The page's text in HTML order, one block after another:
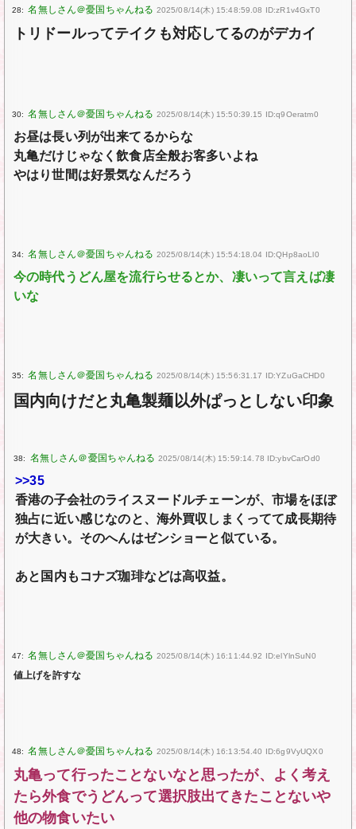
28: 2025/08/14(木) 15:48:59.08 ID:zR1v4GxT0
トリドールってテイクも対応してるのがデカイ
30: 2025/08/14(木) 15:50:39.15 ID:q9Oeratm0
お昼は長い列が出来てるからな
丸亀だけじゃなく飲食店全般お客多いよね
やはり世間は好景気なんだろう
34: 2025/08/14(木) 15:54:18.04 ID:QHp8aoLl0
今の時代うどん屋を流行らせるとか、凄いって言えば凄
いな
35: 2025/08/14(木) 15:56:31.17 ID:YZuGaCHD0
国内向けだと丸亀製麺以外ぱっとしない印象
38: 2025/08/14(木) 15:59:14.78 ID:ybvCarOd0
>>35
香港の子会社のライスヌードルチェーンが、市場をほぼ
独占に近い感じなのと、海外買収しまくってて成長期待
が大きい。そのへんはゼンショーと似ている。
あと国内もコナズ珈琲などは高収益。
47: 2025/08/14(木) 16:11:44.92 ID:elYlnSuN0
値上げを許すな
48: 2025/08/14(木) 16:13:54.40 ID:6g9VyUQX0
丸亀って行ったことないなと思ったが、よく考え
たら外食でうどんって選択肢出てきたことないや
他の物食いたい